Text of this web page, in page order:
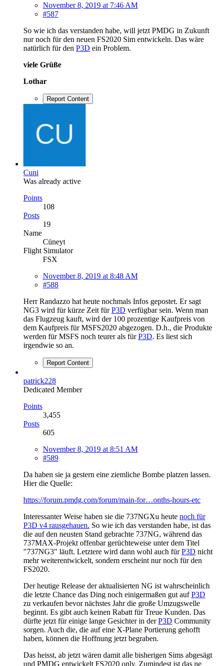
November 8, 2019 at 7:46 AM
#587
So wie ich das verstanden habe, will jetzt PMDG in Zukunft
nur noch für den neuen FS2020 Sim entwickeln. Das wäre
natürlich für den P3D ein Problem.
viele Grüße
Lothar
Report Content
Cuni
Was already active
Points
108
Posts
19
Name
Cüneyt
Flight Simulator
FSX
November 8, 2019 at 8:48 AM
#588
Herr Randazzo hat heute nochmals Infos gepostet. Er sagt
NG3 wird für kürze Zeit fürP3D verfügbar sein. Wenn man
das Flugzeug kauft, wird der 100 prozentige Kaufpreis von
dem Kaufpreis für MSFS2020 abgezogen. D.h., die Produkte
werden für MSFS noch teurer als fürP3D. Es liest sich
irgendwie so an.
Report Content
patrick228
Dedicated Member
Points
3,455
Posts
605
November 8, 2019 at 8:51 AM
#589
Da haben sie ja gestern eine ziemliche Bombe platzen lassen.
Hier die Quelle:
https://forum.pmdg.com/forum/main-for…onths-hours-etc
Interessanter Weise haben sie die 737NGXu heute noch für
P3D v4 rausgehauen. So wie ich das verstanden habe, ist das
die auf den neusten Stand gebrachte 737NG, während das
737MAX-Projekt offenbar gerüchteweise unter dem Titel
"737NG3" läuft. Letztere wird dann wohl auch fürP3D nicht
mehr weiterentwickelt, sondern erscheint nur noch für den
FS2020.
Der heutige Release der aktualisierten NG ist wahrscheinlich
die letzte Chance das Ding noch einigermaßen gut aufP3D
zu verkaufen bevor nächstes Jahr die große Umzugswelle
beginnt. Es gibt auch keinen Rabatt für Treue Kunden. Das
dürfte jetzt für einige lange Gesichter in derP3D Community
sorgen. Auch die, die auf eine X-Plane Portierung gehofft
haben, können die Hoffnung jetzt begraben.
Das heisst, ab jetzt wären damit alle bisherigen Sims abgesägt
und PMDG entwickelt FS2020 only. Zumindest ist das ne